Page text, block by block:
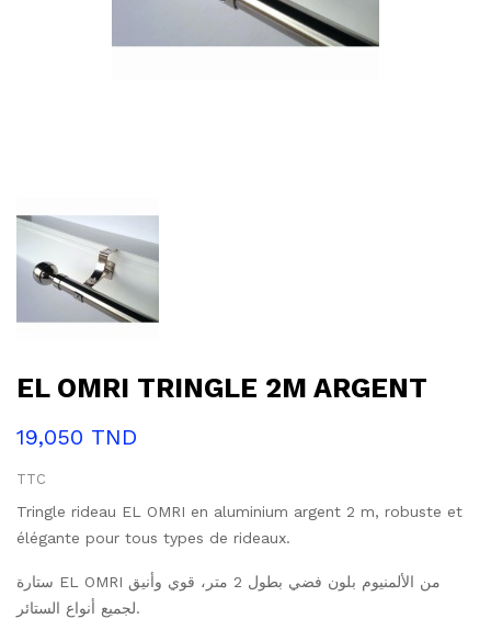
EL OMRI TRINGLE 2M ARGENT
19,050 TND
TTC
Tringle rideau EL OMRI en aluminium argent 2 m, robuste et
élégante pour tous types de rideaux.
ستارة EL OMRI من الألمنيوم بلون فضي بطول 2 متر، قوي وأنيق
لجميع أنواع الستائر.